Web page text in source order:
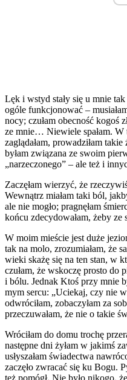
Lęk i wstyd stały się u mnie
ogóle funkcjonować –
nocy; czułam obecność kogoś
ze mnie… Niewiele spałam.
zaglądałam, prowadziłam
byłam związana ze swoim
„narzeczonego” – ale też i
Zaczęłam wierzyć, że
Wewnątrz miałam taki ból,
ale nie mogło; pragnęłam
końcu zdecydowałam, żeby
W moim mieście jest duże
tak na molo, zrozumiałam, że
wieki skażę się na ten stan, w
czułam, że wskoczę prosto do
i bólu. Jednak Ktoś przy mnie
mym sercu: „Uciekaj, czy nie
odwróciłam, zobaczyłam za
przeczuwałam, że nie o takie
Wróciłam do domu trochę
następne dni żyłam w jakimś
usłyszałam świadectwa
zaczęło zwracać się ku Bogu.